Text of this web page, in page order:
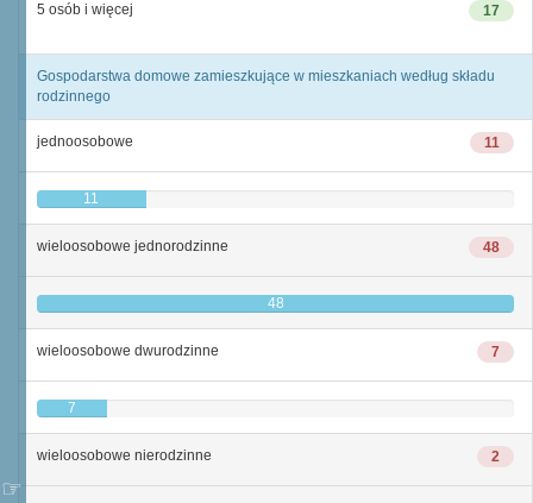
17
5 osób i więcej
Gospodarstwa domowe zamieszkujące w mieszkaniach według składu
rodzinnego
11
jednoosobowe
11
48
wieloosobowe jednorodzinne
48
7
wieloosobowe dwurodzinne
7
2
wieloosobowe nierodzinne